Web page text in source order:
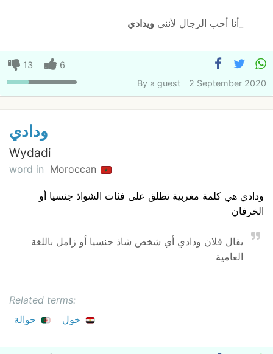
_أنا أحب الرجال لأنني ويدادي
13
6
By a guest 2 September 2020
ودادي
Wydadi
word in Moroccan
ودادي هي كلمة مغربية تطلق على فئات الشواذ جنسيا أو
الخرفان
يقال فلان ودادي أي شخص شاذ جنسيا أو زامل باللغة
العامية
Related terms:
حوالة
خول